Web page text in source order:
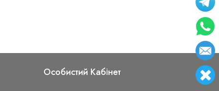
Особистий Кабінет